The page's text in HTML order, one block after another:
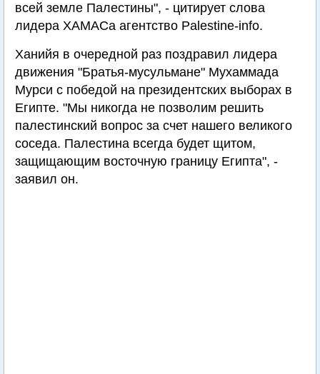
всей земле Палестины", - цитирует слова
лидера ХАМАСа агентство Palestine-info.
Ханийя в очередной раз поздравил лидера
движения "Братья-мусульмане" Мухаммада
Мурси с победой на президентских выборах в
Египте. "Мы никогда не позволим решить
палестинский вопрос за счет нашего великого
соседа. Палестина всегда будет щитом,
защищающим восточную границу Египта", -
заявил он.